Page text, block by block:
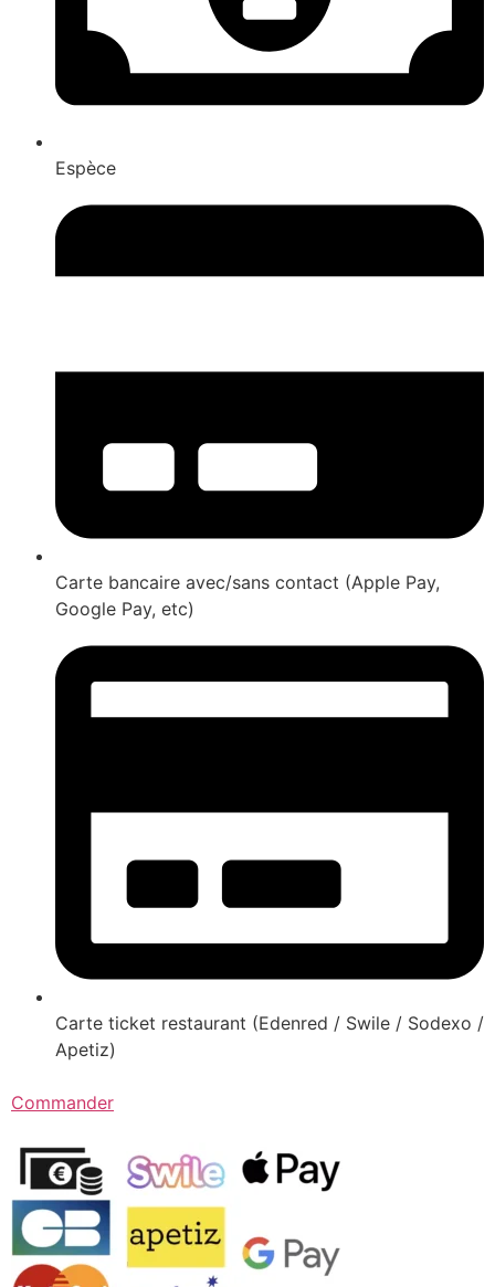
Espèce
Carte bancaire avec/sans contact (Apple Pay,
Google Pay, etc)
Carte ticket restaurant (Edenred / Swile / Sodexo /
Apetiz)
Commander